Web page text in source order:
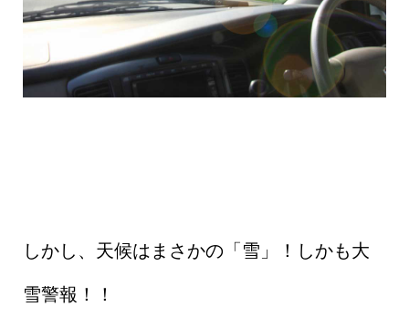
しかし、天候はまさかの「雪」！しかも大
雪警報！！